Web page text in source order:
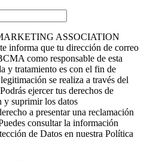
ASSOCIATION
informa que tu dirección de correo
como responsable de esta
y tratamiento es con el fin de
se realiza a través del
ejercer tus derechos de
y suprimir los datos
a presentar una reclamación
consultar la información
de Datos en nuestra Política